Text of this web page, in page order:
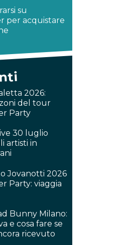
su
per acquistare
2026:
del tour
Party
30 luglio
artisti in
Jovanotti 2026
Party: viaggia
Bunny Milano:
e cosa fare se
ricevuto